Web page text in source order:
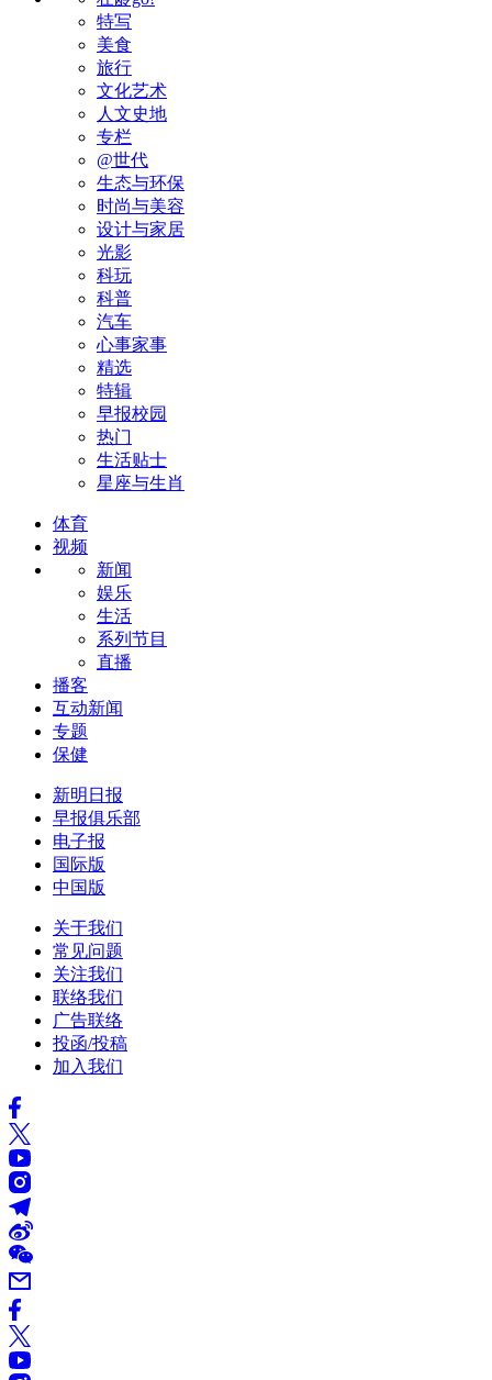
特写
美食
旅行
文化艺术
人文史地
专栏
@世代
生态与环保
时尚与美容
设计与家居
光影
科玩
科普
汽车
心事家事
精选
特辑
早报校园
热门
生活贴士
星座与生肖
体育
视频
新闻
娱乐
生活
系列节目
直播
播客
互动新闻
专题
保健
新明日报
早报俱乐部
电子报
国际版
中国版
关于我们
常见问题
关注我们
联络我们
广告联络
投函/投稿
加入我们